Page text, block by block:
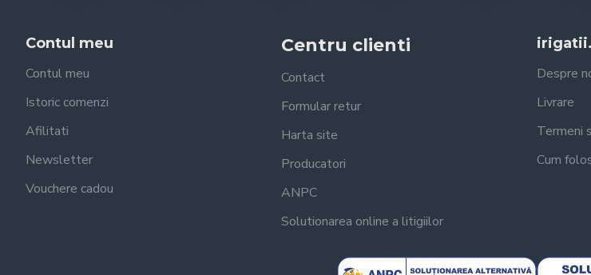
Contul meu
Contul meu
Istoric comenzi
Afilitati
Newsletter
Vouchere cadou
Centru clienti
Contact
Formular retur
Harta site
Producatori
ANPC
Solutionarea online a litigiilor
Despre
Livrare
Termeni
Cum